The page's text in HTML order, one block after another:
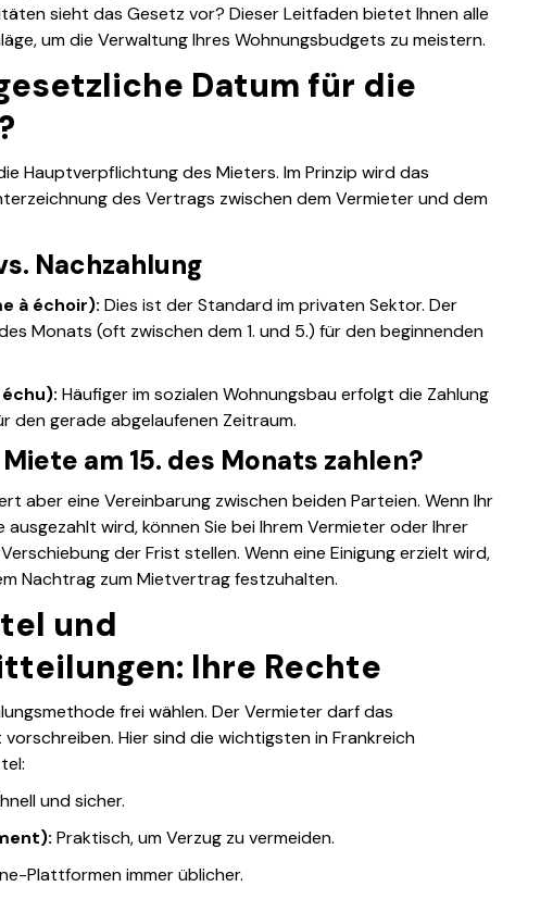
sieht das Gesetz vor? Dieser Leitfaden bietet Ihnen alle
um die Verwaltung Ihres Wohnungsbudgets zu meistern.
Datum für die
Hauptverpflichtung des Mieters. Im Prinzip wird das
des Vertrags zwischen dem Vermieter und dem
Nachzahlung
à échoir): Dies ist der Standard im privaten Sektor. Der
Monats (oft zwischen dem 1. und 5.) für den beginnenden
Häufiger im sozialen Wohnungsbau erfolgt die Zahlung
den gerade abgelaufenen Zeitraum.
am 15. des Monats zahlen?
aber eine Vereinbarung zwischen beiden Parteien. Wenn Ihr
wird, können Sie bei Ihrem Vermieter oder Ihrer
der Frist stellen. Wenn eine Einigung erzielt wird,
Nachtrag zum Mietvertrag festzuhalten.
und
Ihre Rechte
frei wählen. Der Vermieter darf das
Hier sind die wichtigsten in Frankreich
und sicher.
Praktisch, um Verzug zu vermeiden.
Plattformen immer üblicher.